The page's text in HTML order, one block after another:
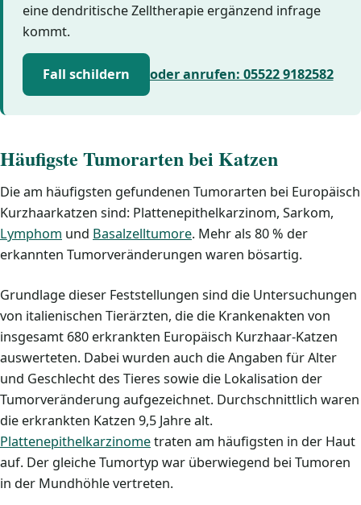
eine dendritische Zelltherapie ergänzend infrage
kommt.
Fall schildern oder anrufen: 05522 9182582
Häufigste Tumorarten bei Katzen
Die am häufigsten gefundenen Tumorarten bei Europäisch
Kurzhaarkatzen sind: Plattenepithelkarzinom, Sarkom,
Lymphom und Basalzelltumore. Mehr als 80 % der
erkannten Tumorveränderungen waren bösartig.
Grundlage dieser Feststellungen sind die Untersuchungen
von italienischen Tierärzten, die die Krankenakten von
insgesamt 680 erkrankten Europäisch Kurzhaar-Katzen
auswerteten. Dabei wurden auch die Angaben für Alter
und Geschlecht des Tieres sowie die Lokalisation der
Tumorveränderung aufgezeichnet. Durchschnittlich waren
die erkrankten Katzen 9,5 Jahre alt.
Plattenepithelkarzinometraten am häufigsten in der Haut
auf. Der gleiche Tumortyp war überwiegend bei Tumoren
in der Mundhöhle vertreten.